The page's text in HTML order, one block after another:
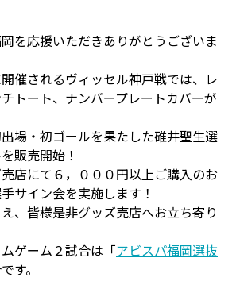
を応援いただきありがとうございま
催されるヴィッセル神戸戦では、レ
トート、ナンバープレートカバーが
場・初ゴールを果たした碓井聖生選
販売開始！
店にて６，０００円以上ご購入のお
サイン会を実施します！
、皆様是非グッズ売店へお立ち寄り
ゲーム２試合は「アビスパ福岡選抜
す。